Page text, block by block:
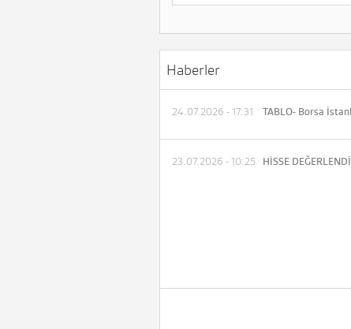
Haberler
24.07.2026 - 17:31
23.07.2026 - 10:25